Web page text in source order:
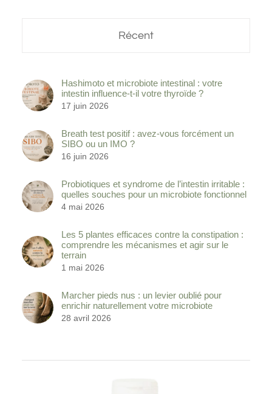
Récent
Hashimoto et microbiote intestinal : votre
intestin influence-t-il votre thyroïde ?
17 juin 2026
Breath test positif : avez-vous forcément un
SIBO ou un IMO ?
16 juin 2026
Probiotiques et syndrome de l’intestin irritable :
quelles souches pour un microbiote fonctionnel
4 mai 2026
Les 5 plantes efficaces contre la constipation :
comprendre les mécanismes et agir sur le
terrain
1 mai 2026
Marcher pieds nus : un levier oublié pour
enrichir naturellement votre microbiote
28 avril 2026